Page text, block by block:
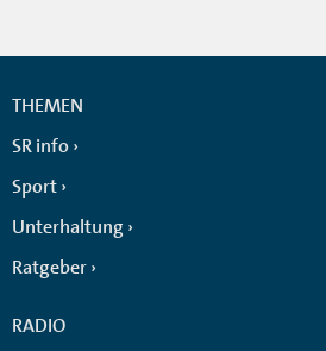
THEMEN
SR info
Sport
Unterhaltung
Ratgeber
RADIO